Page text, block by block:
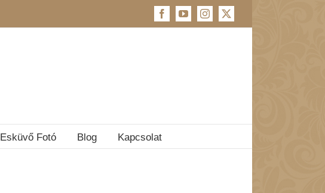
FacebookYouTubeInstagram
X
Esküvő Fotó Blog Kapcsolat